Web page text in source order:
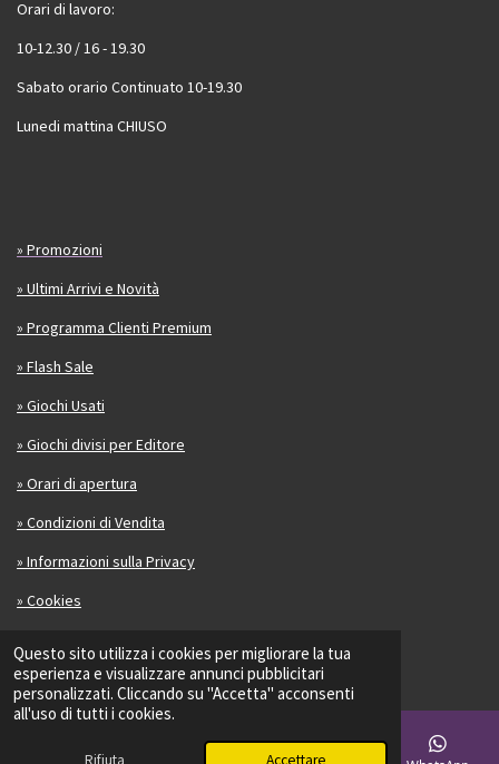
Questo sito utilizza i cookies per migliorare la tua
esperienza e visualizzare annunci pubblicitari
personalizzati. Cliccando su "Accetta" acconsenti
all'uso di tutti i cookies.
Rifiuta Accettare
Orari di lavoro:
10-12.30 / 16 - 19.30
Sabato orario Continuato 10-19.30
Lunedi mattina CHIUSO
» Promozioni
» Ultimi Arrivi e Novità
» Programma Clienti Premium
» Flash Sale
» Giochi Usati
» Giochi divisi per Editore
» Orari di apertura
» Condizioni di Vendita
» Informazioni sulla Privacy
» Cookies
Se ti fa piacere scrivi una recensione su di noi: